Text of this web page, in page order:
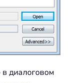
в диалоговом